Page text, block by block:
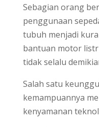
Sebagian orang
penggunaan
tubuh menjadi
bantuan motor
tidak selalu
Salah satu
kemampuannya
kenyamanan